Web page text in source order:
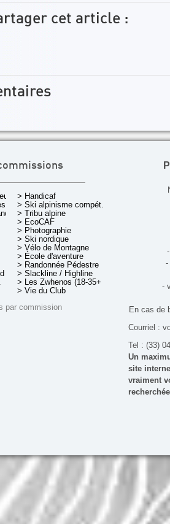
cet article :
> Handicaf
> Ski alpinisme compét.
> Tribu alpine
> EcoCAF
> Photographie
> Ski nordique
> Vélo de Montagne
> École d'aventure
> Randonnée Pédestre
> Slackline / Highline
> Les Zwhenos (18-35+ ans)
> Vie du Club
par commission
-
-
En cas de
Courriel :
Tel : (33)
Un
site
vraiment